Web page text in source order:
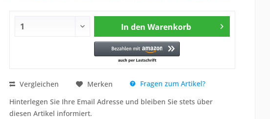
In den Warenkorb
Vergleichen Merken
Fragen zum Artikel?
Hinterlegen Sie Ihre Email Adresse und bleiben Sie stets über
diesen Artikel informiert.